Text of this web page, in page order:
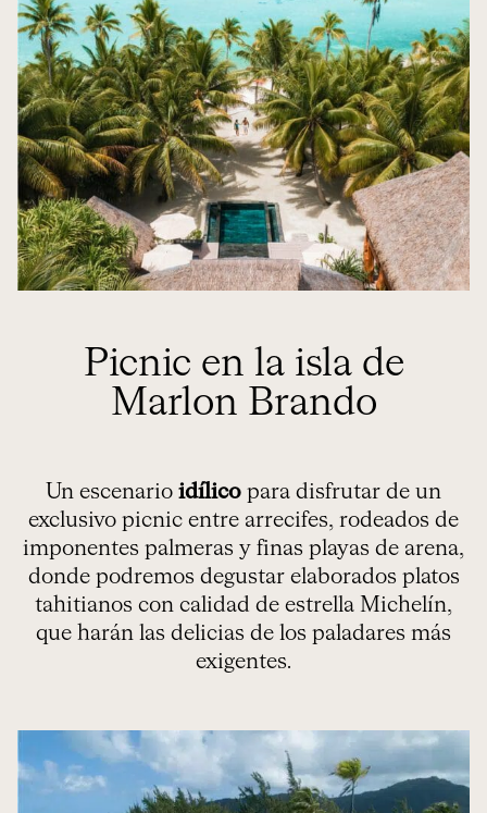
Picnic en la isla de
Marlon Brando
Un escenario idílico para disfrutar de un
exclusivo picnic entre arrecifes, rodeados de
imponentes palmeras y finas playas de arena,
donde podremos degustar elaborados platos
tahitianos con calidad de estrella Michelín,
que harán las delicias de los paladares más
exigentes.